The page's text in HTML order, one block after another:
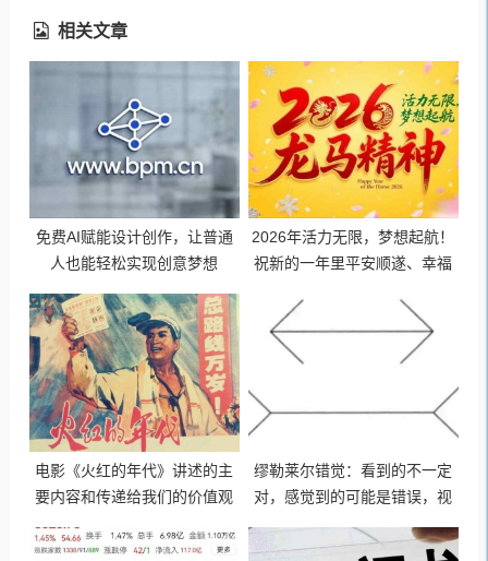
相关文章
免费AI赋能设计创作，让普通
人也能轻松实现创意梦想
2026年活力无限，梦想起航！
祝新的一年里平安顺遂、幸福
电影《火红的年代》讲述的主
要内容和传递给我们的价值观
念、迎难而上
缪勒莱尔错觉：看到的不一定
对，感觉到的可能是错误，视